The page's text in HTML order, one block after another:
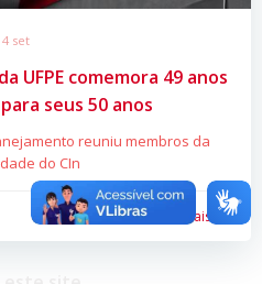
4 set
UFPE comemora 49 anos
seus 50 anos
reuniu membros da
do CIn
Leia mais